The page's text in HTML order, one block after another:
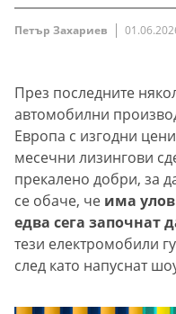
Петър Захариев
През последните
автомобилни
Европа с изгодни
месечни лизингови
прекалено добри, за
се обаче, че има
едва сега започнат
тези електромобили
след като напуснат